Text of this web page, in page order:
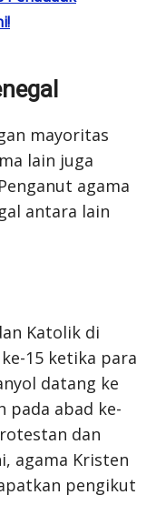
mayoritas
lain juga
agama
antara lain
Katolik di
15 ketika para
datang ke
pada abad ke-
dan
agama Kristen
pengikut